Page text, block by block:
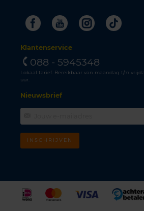
FacebookYoutubeInstagram
Tiktok
Klantenservice
088 - 5945348
Lokaal tarief. Bereikbaar van maandag t/m
uur.
Nieuwsbrief
INSCHRIJVEN